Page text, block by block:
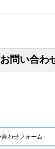
問い合わ